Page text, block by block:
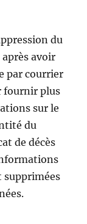
du
avoir
par courrier
fournir plus
sur le
du
de décès